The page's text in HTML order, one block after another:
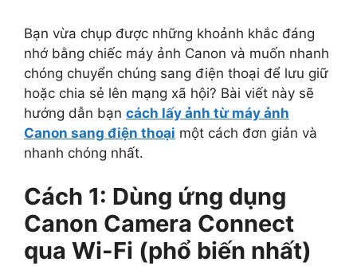
Bạn vừa chụp được những khoảnh khắc đáng
nhớ bằng chiếc máy ảnh Canon và muốn nhanh
chóng chuyển chúng sang điện thoại để lưu giữ
hoặc chia sẻ lên mạng xã hội? Bài viết này sẽ
hướng dẫn bạn cách lấy ảnh từ máy ảnh
Canon sang điện thoại một cách đơn giản và
nhanh chóng nhất.
Cách 1: Dùng ứng dụng
Canon Camera Connect
qua Wi-Fi (phổ biến nhất)